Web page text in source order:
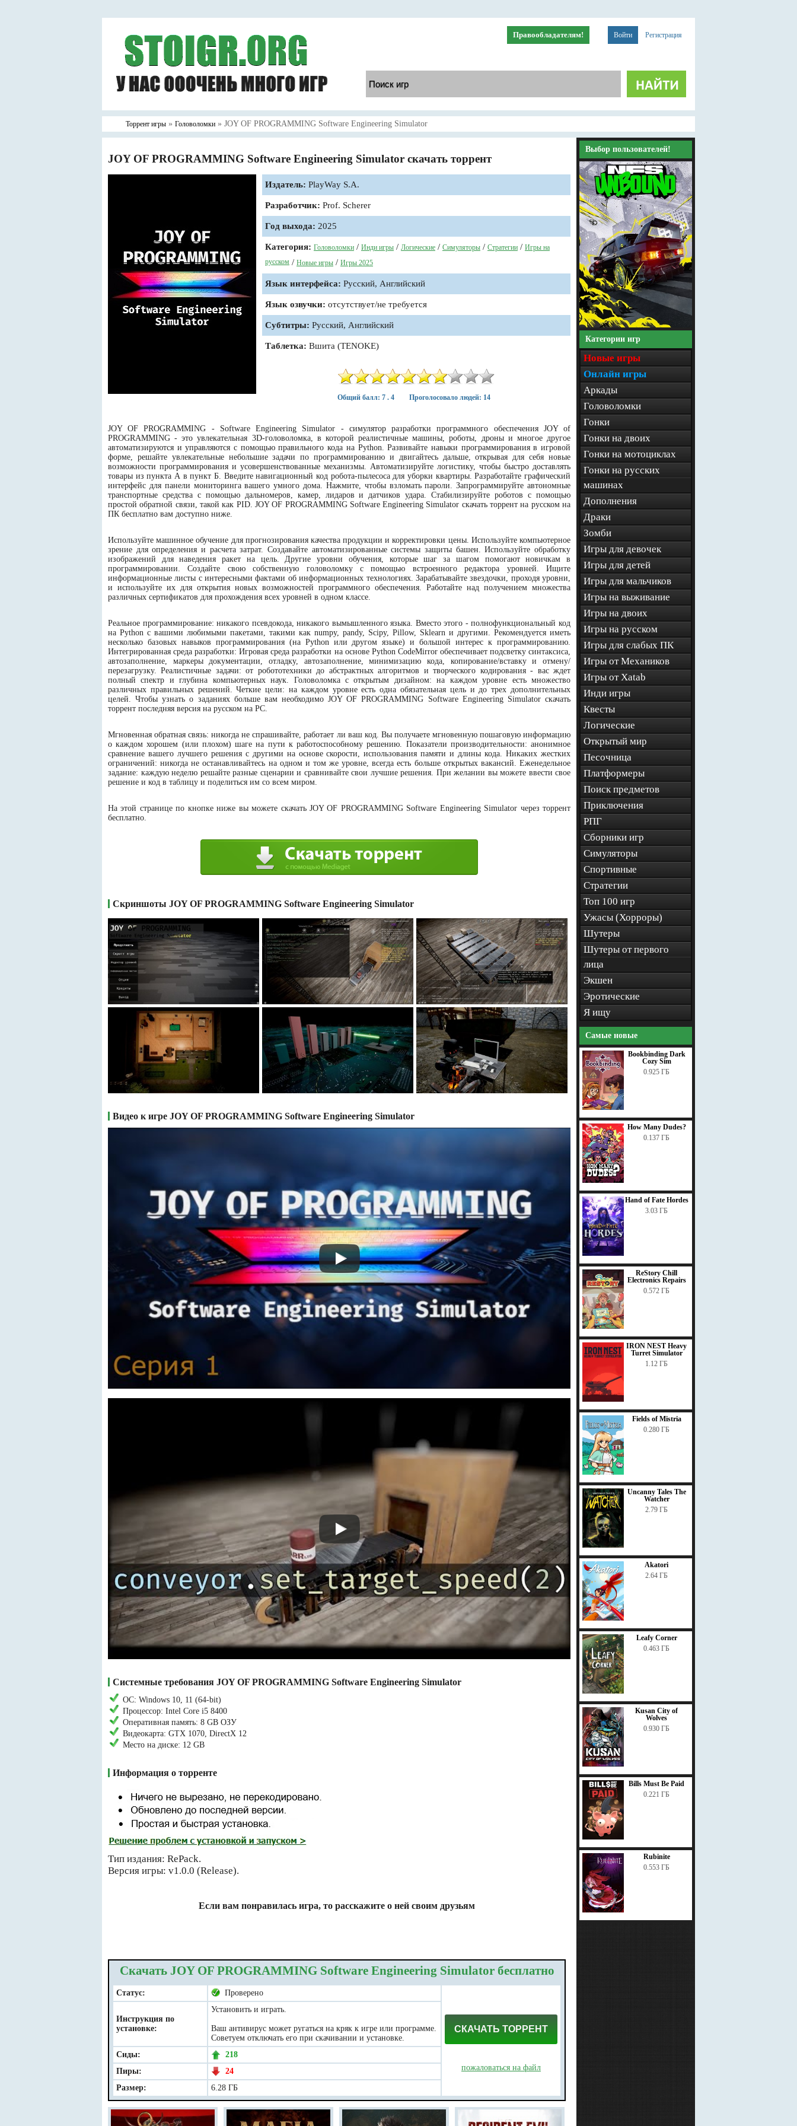
Войти Регистрация
Правообладателям!
Торрент игры » Головоломки » JOY OF PROGRAMMING Software Engineering Simulator
JOY OF PROGRAMMING Software Engineering Simulator скачать торрент
Издатель: PlayWay S.A.
Разработчик: Prof. Scherer
Год выхода: 2025
Категория: Головоломки / Инди игры / Логические / Симуляторы / Стратегии / Игры на
русском / Новые игры / Игры 2025
Язык интерфейса: Русский, Английский
Язык озвучки: отсутствует/не требуется
Субтитры: Русский, Английский
Таблетка: Вшита (TENOKE)
Общий балл: 7 . 4 Проголосовало людей: 14
JOY OF PROGRAMMING - Software Engineering Simulator - симулятор разработки программного обеспечения JOY of
PROGRAMMING - это увлекательная 3D-головоломка, в которой реалистичные машины, роботы, дроны и многое другое
автоматизируются и управляются с помощью правильного кода на Python. Развивайте навыки программирования в игровой
форме, решайте увлекательные небольшие задачи по программированию и двигайтесь дальше, открывая для себя новые
возможности программирования и усовершенствованные механизмы. Автоматизируйте логистику, чтобы быстро доставлять
товары из пункта А в пункт Б. Введите навигационный код робота-пылесоса для уборки квартиры. Разработайте графический
интерфейс для панели мониторинга вашего умного дома. Нажмите, чтобы взломать пароли. Запрограммируйте автономные
транспортные средства с помощью дальномеров, камер, лидаров и датчиков удара. Стабилизируйте роботов с помощью
простой обратной связи, такой как PID. JOY OF PROGRAMMING Software Engineering Simulator скачать торрент на русском на
ПК бесплатно вам доступно ниже.
Используйте машинное обучение для прогнозирования качества продукции и корректировки цены. Используйте компьютерное
зрение для определения и расчета затрат. Создавайте автоматизированные системы защиты башен. Используйте обработку
изображений для наведения ракет на цель. Другие уровни обучения, которые шаг за шагом помогают новичкам в
программировании. Создайте свою собственную головоломку с помощью встроенного редактора уровней. Ищите
информационные листы с интересными фактами об информационных технологиях. Зарабатывайте звездочки, проходя уровни,
и используйте их для открытия новых возможностей программного обеспечения. Работайте над получением множества
различных сертификатов для прохождения всех уровней в одном классе.
Реальное программирование: никакого псевдокода, никакого вымышленного языка. Вместо этого - полнофункциональный код
на Python с вашими любимыми пакетами, такими как numpy, pandy, Scipy, Pillow, Sklearn и другими. Рекомендуется иметь
несколько базовых навыков программирования (на Python или другом языке) и большой интерес к программированию.
Интегрированная среда разработки: Игровая среда разработки на основе Python CodeMirror обеспечивает подсветку синтаксиса,
автозаполнение, маркеры документации, отладку, автозаполнение, минимизацию кода, копирование/вставку и отмену/
перезагрузку. Реалистичные задачи: от робототехники до абстрактных алгоритмов и творческого кодирования - вас ждет
полный спектр и глубина компьютерных наук. Головоломка с открытым дизайном: на каждом уровне есть множество
различных правильных решений. Четкие цели: на каждом уровне есть одна обязательная цель и до трех дополнительных
целей. Чтобы узнать о заданиях больше вам необходимо JOY OF PROGRAMMING Software Engineering Simulator скачать
торрент последняя версия на русском на PC.
Мгновенная обратная связь: никогда не спрашивайте, работает ли ваш код. Вы получаете мгновенную пошаговую информацию
о каждом хорошем (или плохом) шаге на пути к работоспособному решению. Показатели производительности: анонимное
сравнение вашего лучшего решения с другими на основе скорости, использования памяти и длины кода. Никаких жестких
ограничений: никогда не останавливайтесь на одном и том же уровне, всегда есть больше открытых вакансий. Еженедельное
задание: каждую неделю решайте разные сценарии и сравнивайте свои лучшие решения. При желании вы можете ввести свое
решение и код в таблицу и поделиться им со всем миром.
На этой странице по кнопке ниже вы можете скачать JOY OF PROGRAMMING Software Engineering Simulator через торрент
бесплатно.
Скриншоты JOY OF PROGRAMMING Software Engineering Simulator
Видео к игре JOY OF PROGRAMMING Software Engineering Simulator
Системные требования JOY OF PROGRAMMING Software Engineering Simulator
ОС: Windows 10, 11 (64-bit)
Процессор: Intel Core i5 8400
Оперативная память: 8 GB ОЗУ
Видеокарта: GTX 1070, DirectX 12
Место на диске: 12 GB
Информация о торренте
Тип издания: RePack.
Версия игры: v1.0.0 (Release).
Если вам понравилась игра, то расскажите о ней своим друзьям
Скачать JOY OF PROGRAMMING Software Engineering Simulator бесплатно
Статус: Проверено
СКАЧАТЬ ТОРРЕНТ
пожаловаться на файл
Инструкция по
установке:
Установить и играть.
Ваш антивирус может ругаться на кряк к игре или программе.
Советуем отключать его при скачивании и установке.
Сиды:
218
Пиры:
24
Размер:
6.28 ГБ
Выбор пользователей!
Категории игр
Новые игры
Онлайн игры
Аркады
Головоломки
Гонки
Гонки на двоих
Гонки на мотоциклах
Гонки на русских
машинах
Дополнения
Драки
Зомби
Игры для девочек
Игры для детей
Игры для мальчиков
Игры на выживание
Игры на двоих
Игры на русском
Игры для слабых ПК
Игры от Механиков
Игры от Xatab
Инди игры
Квесты
Логические
Открытый мир
Песочница
Платформеры
Поиск предметов
Приключения
РПГ
Сборники игр
Симуляторы
Спортивные
Стратегии
Топ 100 игр
Ужасы (Хорроры)
Шутеры
Шутеры от первого
лица
Экшен
Эротические
Я ищу
Самые новые
Bookbinding Dark
Cozy Sim
0.925 ГБ
How Many Dudes?
0.137 ГБ
Hand of Fate Hordes
3.03 ГБ
ReStory Chill
Electronics Repairs
0.572 ГБ
IRON NEST Heavy
Turret Simulator
1.12 ГБ
Fields of Mistria
0.280 ГБ
Uncanny Tales The
Watcher
2.79 ГБ
Akatori
2.64 ГБ
Leafy Corner
0.463 ГБ
Kusan City of
Wolves
0.930 ГБ
Bills Must Be Paid
0.221 ГБ
Rubinite
0.553 ГБ